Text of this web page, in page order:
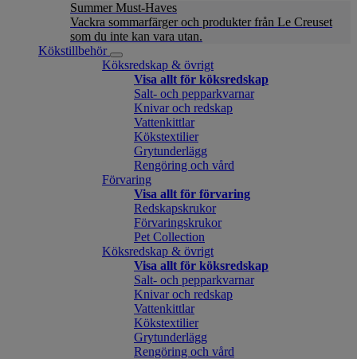
Summer Must-Haves
Vackra sommarfärger och produkter från Le Creuset
som du inte kan vara utan.
Kökstillbehör
Köksredskap & övrigt
Visa allt för köksredskap
Salt- och pepparkvarnar
Knivar och redskap
Vattenkittlar
Kökstextilier
Grytunderlägg
Rengöring och vård
Förvaring
Visa allt för förvaring
Redskapskrukor
Förvaringskrukor
Pet Collection
Köksredskap & övrigt
Visa allt för köksredskap
Salt- och pepparkvarnar
Knivar och redskap
Vattenkittlar
Kökstextilier
Grytunderlägg
Rengöring och vård